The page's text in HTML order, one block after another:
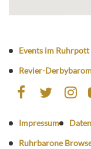
Events im
Revier-
Impressum
Ruhrbarone